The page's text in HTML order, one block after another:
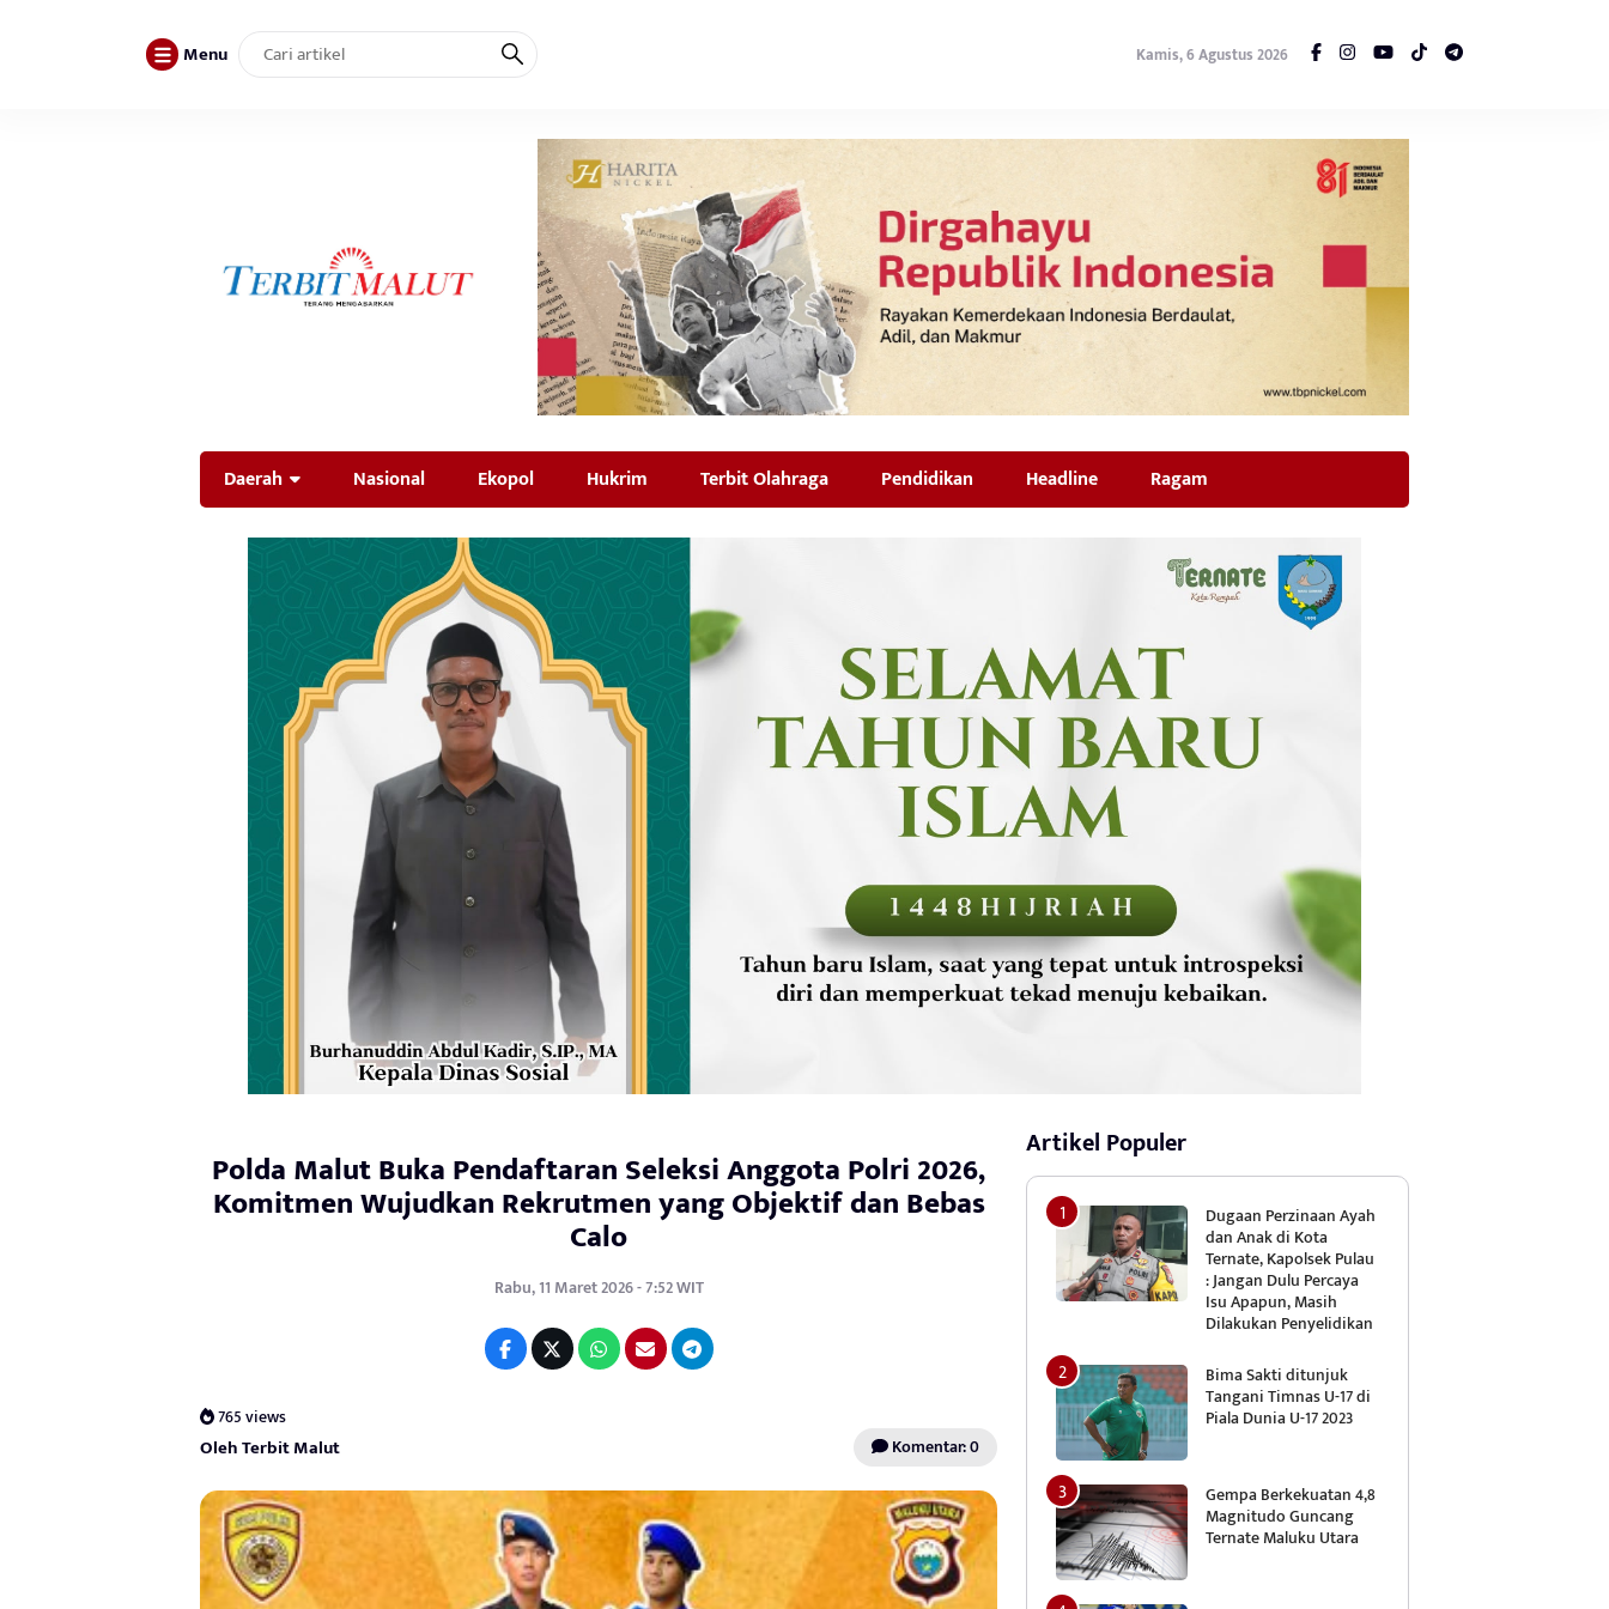
Menu Kamis, 6 Agustus 2026
Daerah Nasional Ekopol Hukrim Terbit Olahraga Pendidikan Headline Ragam
Polda Malut Buka Pendaftaran Seleksi Anggota Polri 2026,
Komitmen Wujudkan Rekrutmen yang Objektif dan Bebas
Calo
Rabu, 11 Maret 2026 - 7:52 WIT
765 views
Oleh Terbit Malut Komentar: 0
Artikel Populer
Dugaan Perzinaan Ayah
dan Anak di Kota
Ternate, Kapolsek Pulau
: Jangan Dulu Percaya
Isu Apapun, Masih
Dilakukan Penyelidikan
Bima Sakti ditunjuk
Tangani Timnas U-17 di
Piala Dunia U-17 2023
Gempa Berkekuatan 4,8
Magnitudo Guncang
Ternate Maluku Utara